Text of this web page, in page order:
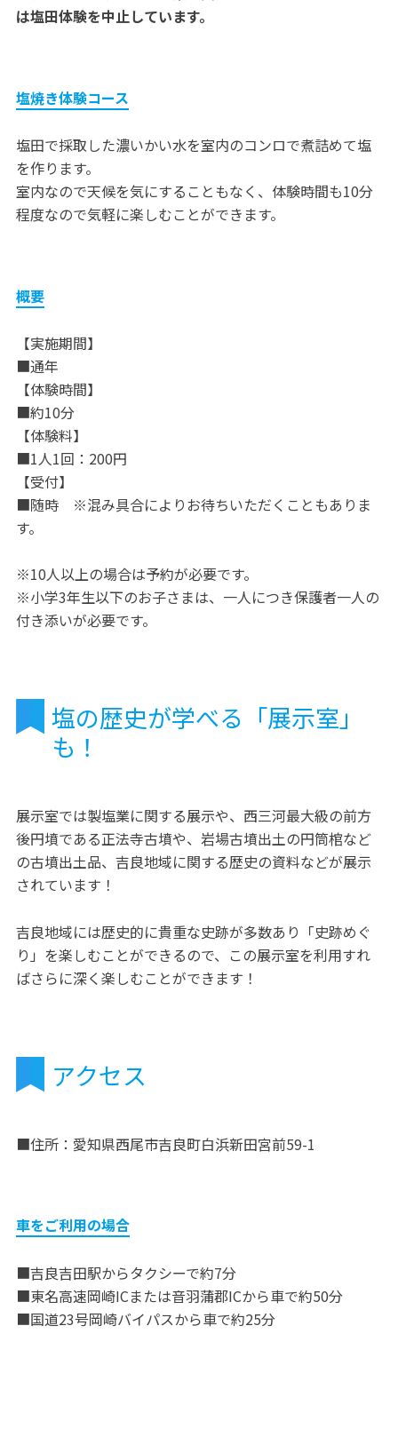
は塩田体験を中止しています。
塩焼き体験コース
塩田で採取した濃いかい水を室内のコンロで煮詰めて塩
を作ります。
室内なので天候を気にすることもなく、体験時間も10分
程度なので気軽に楽しむことができます。
概要
【実施期間】
■通年
【体験時間】
■約10分
【体験料】
■1人1回：200円
【受付】
■随時 ※混み具合によりお待ちいただくこともありま
す。
※10人以上の場合は予約が必要です。
※小学3年生以下のお子さまは、一人につき保護者一人の
付き添いが必要です。
塩の歴史が学べる「展示室」
も！
展示室では製塩業に関する展示や、西三河最大級の前方
後円墳である正法寺古墳や、岩場古墳出土の円筒棺など
の古墳出土品、吉良地域に関する歴史の資料などが展示
されています！
吉良地域には歴史的に貴重な史跡が多数あり「史跡めぐ
り」を楽しむことができるので、この展示室を利用すれ
ばさらに深く楽しむことができます！
アクセス
■住所：愛知県西尾市吉良町白浜新田宮前59-1
車をご利用の場合
■吉良吉田駅からタクシーで約7分
■東名高速岡崎ICまたは音羽蒲郡ICから車で約50分
■国道23号岡崎バイパスから車で約25分